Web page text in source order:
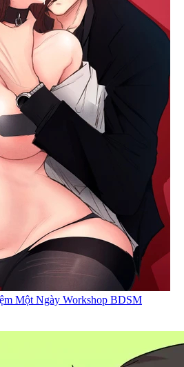
Một Ngày Workshop BDSM